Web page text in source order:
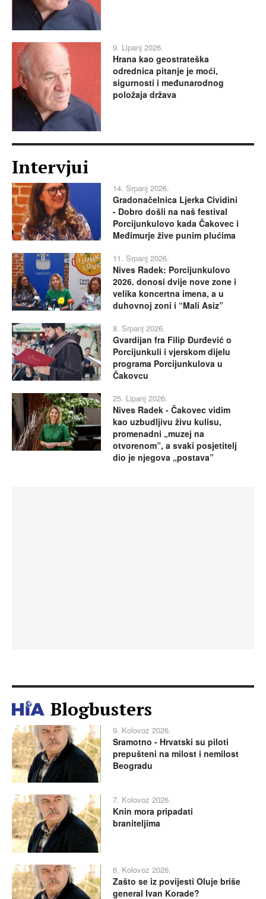
9. Lipanj 2026.
Hrana kao geostrateška
odrednica pitanje je moći,
sigurnosti i međunarodnog
položaja država
Intervjui
14. Srpanj 2026.
Gradonačelnica Ljerka Cividini
- Dobro došli na naš festival
Porcijunkulovo kada Čakovec i
Međimurje žive punim plućima
11. Srpanj 2026.
Nives Radek: Porcijunkulovo
2026. donosi dvije nove zone i
velika koncertna imena, a u
duhovnoj zoni i “Mali Asiz”
8. Srpanj 2026.
Gvardijan fra Filip Đurđević o
Porcijunkuli i vjerskom dijelu
programa Porcijunkulova u
Čakovcu
25. Lipanj 2026.
Nives Radek - Čakovec vidim
kao uzbudljivu živu kulisu,
promenadni „muzej na
otvorenom”, a svaki posjetitelj
dio je njegova „postava”
Blogbusters
9. Kolovoz 2026.
Sramotno - Hrvatski su piloti
prepušteni na milost i nemilost
Beogradu
7. Kolovoz 2026.
Knin mora pripadati
braniteljima
6. Kolovoz 2026.
Zašto se iz povijesti Oluje briše
general Ivan Korade?